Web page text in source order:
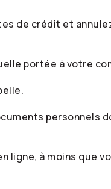
de crédit et
portée à votre
personnels
à moins que